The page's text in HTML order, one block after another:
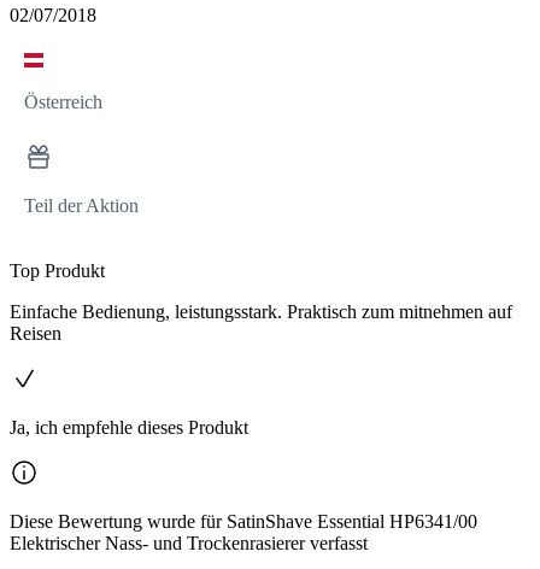
02/07/2018
Österreich
Teil der Aktion
Top Produkt
Einfache Bedienung, leistungsstark. Praktisch zum mitnehmen auf
Reisen
Ja, ich empfehle dieses Produkt
Diese Bewertung wurde für SatinShave Essential HP6341/00
Elektrischer Nass- und Trockenrasierer verfasst